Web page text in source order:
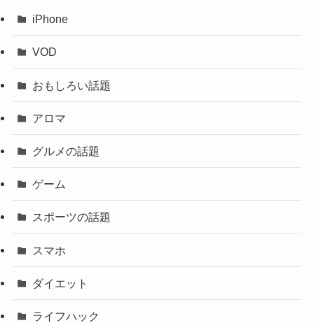
iPhone
VOD
おもしろい話題
アロマ
グルメの話題
ゲーム
スポーツの話題
スマホ
ダイエット
ライフハック